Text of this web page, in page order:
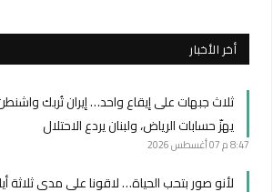
أخر الأخبار
ثلاث جبهات على إيقاع واحد… إيران تُربك
يهزّ حسابات الرياض، ولبنان يردع الاحتلال
8:47 م 07 أغسطس 2026
لأنو صور بتحب الحياة… لاقونا على مدى ثلاثة